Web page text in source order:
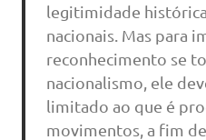
legitimidade
nacionais. Mas para
reconhecimento se
nacionalismo, ele
limitado ao que é
movimentos, a fim